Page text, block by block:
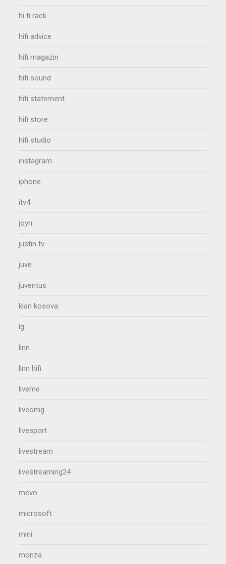
hi fi rack
hifi advice
hifi magazin
hifi sound
hifi statement
hifi store
hifi studio
instagram
iphone
itv4
joyn
justin tv
juve
juventus
klan kosova
lg
linn
linn hifi
liveme
liveomg
livesport
livestream
livestreaming24
mevo
microsoft
mini
monza